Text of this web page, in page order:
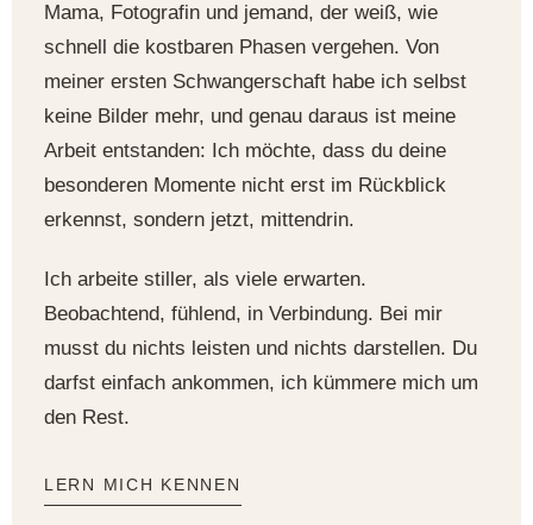
Mama, Fotografin und jemand, der weiß, wie
schnell die kostbaren Phasen vergehen. Von
meiner ersten Schwangerschaft habe ich selbst
keine Bilder mehr, und genau daraus ist meine
Arbeit entstanden: Ich möchte, dass du deine
besonderen Momente nicht erst im Rückblick
erkennst, sondern jetzt, mittendrin.
Ich arbeite stiller, als viele erwarten.
Beobachtend, fühlend, in Verbindung. Bei mir
musst du nichts leisten und nichts darstellen. Du
darfst einfach ankommen, ich kümmere mich um
den Rest.
LERN MICH KENNEN